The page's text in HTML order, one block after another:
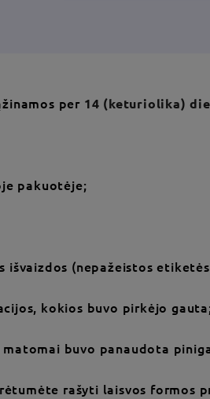
per 14 (keturiolika)
pakuotėje;
(nepažeistos
kokios buvo pirkėjo
buvo panaudota
rašyti laisvos formos